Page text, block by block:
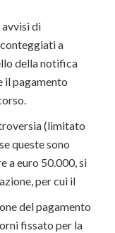
di
a
della notifica
il pagamento
(limitato
queste sono
a euro 50.000, si
per cui il
del pagamento
fissato per la